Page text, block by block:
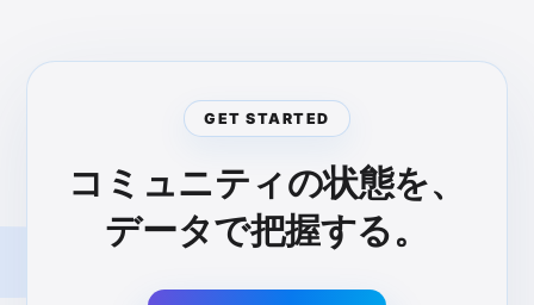
GET STARTED
コミュニティの状態を、
データで把握する。